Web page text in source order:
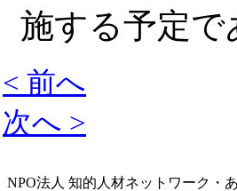
施する予定で
< 前へ
次へ >
NPO法人 知的人材ネットワーク・